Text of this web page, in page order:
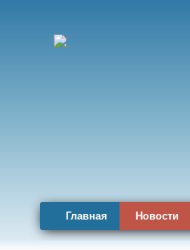
Главная Новости